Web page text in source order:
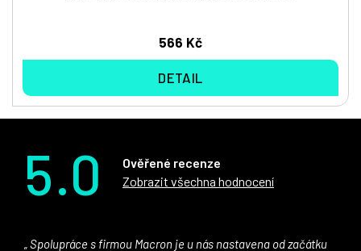
566 Kč
DETAIL
5.0
Ověřené recenze
Zobrazit všechna hodnocení